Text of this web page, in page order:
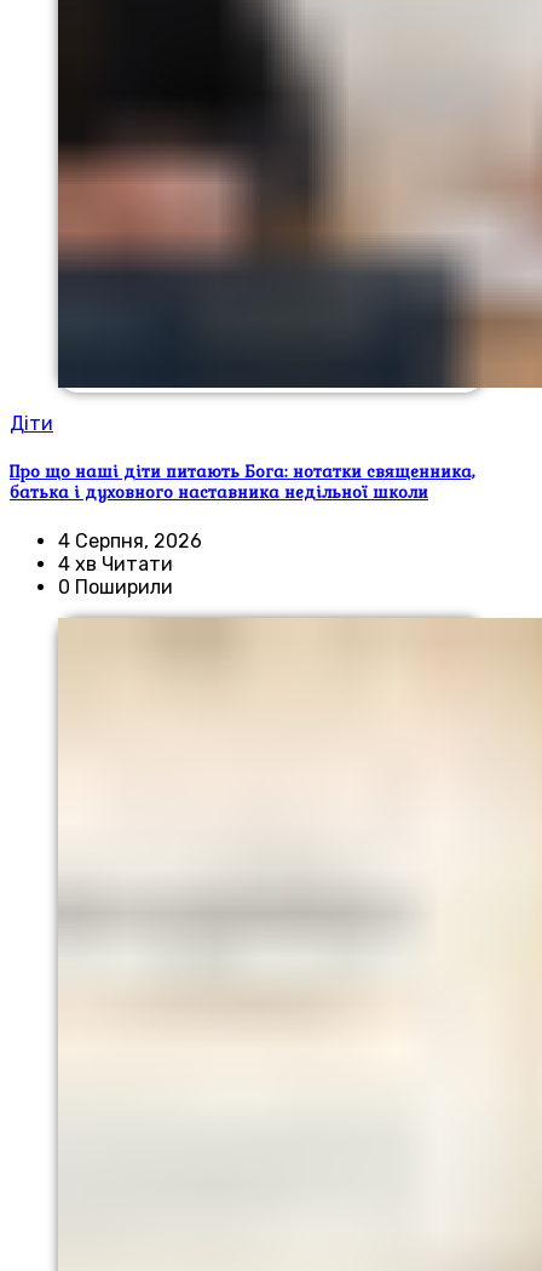
Діти
Про що наші діти питають Бога: нотатки священника,
батька і духовного наставника недільної школи
4 Серпня, 2026
4 хв Читати
0 Поширили